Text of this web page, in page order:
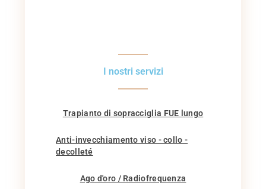
I nostri servizi
Trapianto di sopracciglia FUE lungo
Anti-invecchiamento viso - collo -
decolleté
Ago d'oro / Radiofrequenza